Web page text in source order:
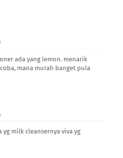
ada yang lemon. menarik
mana murah banget pula
yg milk cleansernya viva yg